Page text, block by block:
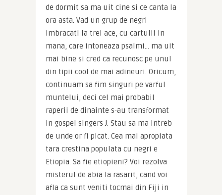
de dormit sa ma uit cine si ce canta la
ora asta. Vad un grup de negri
imbracati la trei ace, cu cartulii in
mana, care intoneaza psalmi… ma uit
mai bine si cred ca recunosc pe unul
din tipii cool de mai adineuri. Oricum,
continuam sa fim singuri pe varful
muntelui, deci cel mai probabil
raperii de dinainte s-au transformat
in gospel singers J. Stau sa ma intreb
de unde or fi picat. Cea mai apropiata
tara crestina populata cu negri e
Etiopia. Sa fie etiopieni? Voi rezolva
misterul de abia la rasarit, cand voi
afla ca sunt veniti tocmai din Fiji in